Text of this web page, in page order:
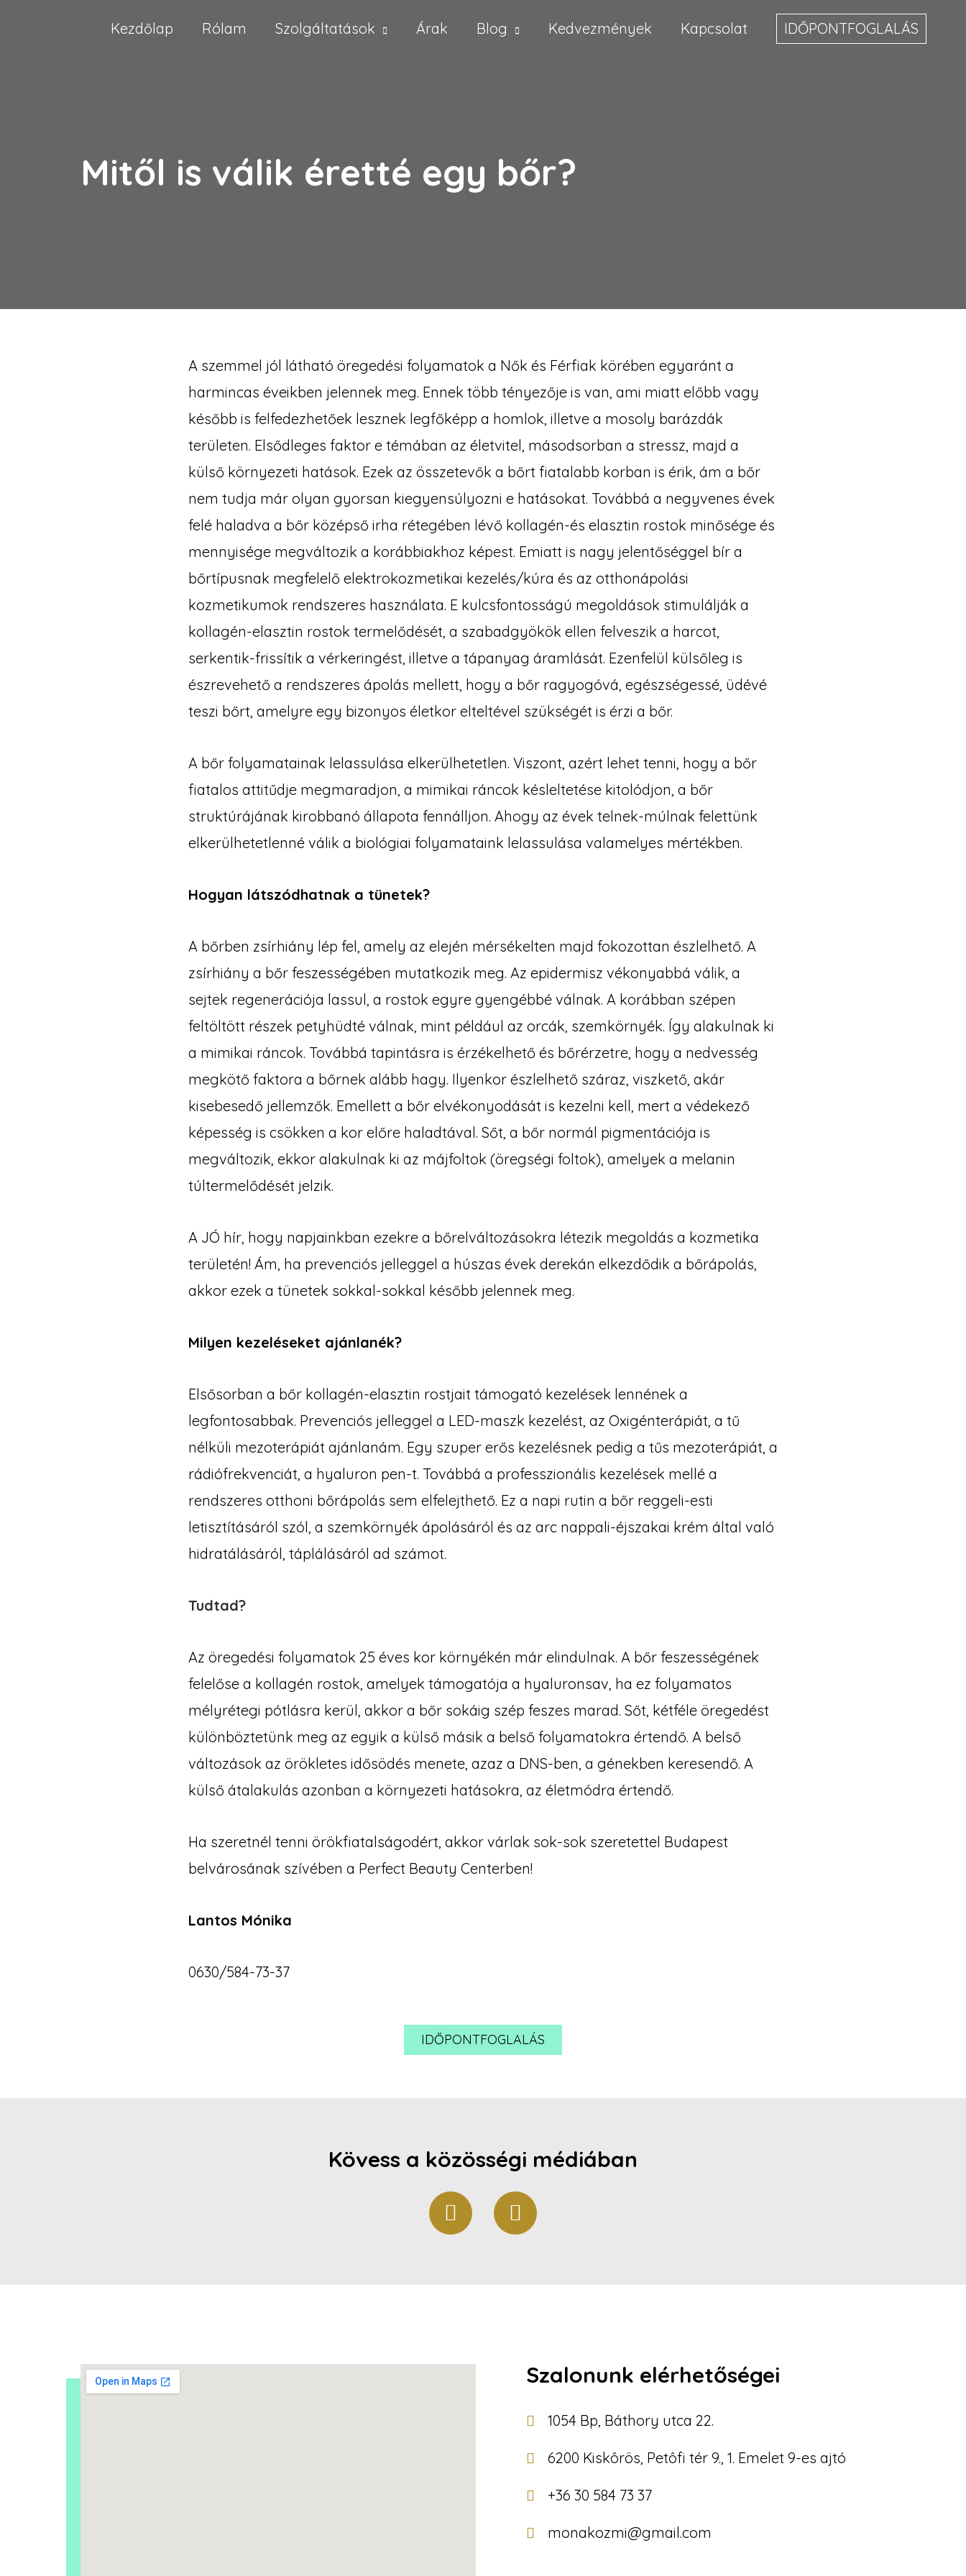
Kezdőlap Rólam Szolgáltatások Árak Blog Kedvezmények Kapcsolat IDŐPONTFOGLALÁS
Mitől is válik éretté egy bőr?
A szemmel jól látható öregedési folyamatok a Nők és Férfiak körében egyaránt a
harmincas éveikben jelennek meg. Ennek több tényezője is van, ami miatt előbb vagy
később is felfedezhetőek lesznek legfőképp a homlok, illetve a mosoly barázdák
területen. Elsődleges faktor e témában az életvitel, másodsorban a stressz, majd a
külső környezeti hatások. Ezek az összetevők a bőrt fiatalabb korban is érik, ám a bőr
nem tudja már olyan gyorsan kiegyensúlyozni e hatásokat. Továbbá a negyvenes évek
felé haladva a bőr középső irha rétegében lévő kollagén-és elasztin rostok minősége és
mennyisége megváltozik a korábbiakhoz képest. Emiatt is nagy jelentőséggel bír a
bőrtípusnak megfelelő elektrokozmetikai kezelés/kúra és az otthonápolási
kozmetikumok rendszeres használata. E kulcsfontosságú megoldások stimulálják a
kollagén-elasztin rostok termelődését, a szabadgyökök ellen felveszik a harcot,
serkentik-frissítik a vérkeringést, illetve a tápanyag áramlását. Ezenfelül külsőleg is
észrevehető a rendszeres ápolás mellett, hogy a bőr ragyogóvá, egészségessé, üdévé
teszi bőrt, amelyre egy bizonyos életkor elteltével szükségét is érzi a bőr.
A bőr folyamatainak lelassulása elkerülhetetlen. Viszont, azért lehet tenni, hogy a bőr
fiatalos attitűdje megmaradjon, a mimikai ráncok késleltetése kitolódjon, a bőr
struktúrájának kirobbanó állapota fennálljon. Ahogy az évek telnek-múlnak felettünk
elkerülhetetlenné válik a biológiai folyamataink lelassulása valamelyes mértékben.
Hogyan látszódhatnak a tünetek?
A bőrben zsírhiány lép fel, amely az elején mérsékelten majd fokozottan észlelhető. A
zsírhiány a bőr feszességében mutatkozik meg. Az epidermisz vékonyabbá válik, a
sejtek regenerációja lassul, a rostok egyre gyengébbé válnak. A korábban szépen
feltöltött részek petyhüdté válnak, mint például az orcák, szemkörnyék. Így alakulnak ki
a mimikai ráncok. Továbbá tapintásra is érzékelhető és bőrérzetre, hogy a nedvesség
megkötő faktora a bőrnek alább hagy. Ilyenkor észlelhető száraz, viszkető, akár
kisebesedő jellemzők. Emellett a bőr elvékonyodását is kezelni kell, mert a védekező
képesség is csökken a kor előre haladtával. Sőt, a bőr normál pigmentációja is
megváltozik, ekkor alakulnak ki az májfoltok (öregségi foltok), amelyek a melanin
túltermelődését jelzik.
A JÓ hír, hogy napjainkban ezekre a bőrelváltozásokra létezik megoldás a kozmetika
területén! Ám, ha prevenciós jelleggel a húszas évek derekán elkezdődik a bőrápolás,
akkor ezek a tünetek sokkal-sokkal később jelennek meg.
Milyen kezeléseket ajánlanék?
Elsősorban a bőr kollagén-elasztin rostjait támogató kezelések lennének a
legfontosabbak. Prevenciós jelleggel a LED-maszk kezelést, az Oxigénterápiát, a tű
nélküli mezoterápiát ajánlanám. Egy szuper erős kezelésnek pedig a tűs mezoterápiát, a
rádiófrekvenciát, a hyaluron pen-t. Továbbá a professzionális kezelések mellé a
rendszeres otthoni bőrápolás sem elfelejthető. Ez a napi rutin a bőr reggeli-esti
letisztításáról szól, a szemkörnyék ápolásáról és az arc nappali-éjszakai krém által való
hidratálásáról, táplálásáról ad számot.
Tudtad?
Az öregedési folyamatok 25 éves kor környékén már elindulnak. A bőr feszességének
felelőse a kollagén rostok, amelyek támogatója a hyaluronsav, ha ez folyamatos
mélyrétegi pótlásra kerül, akkor a bőr sokáig szép feszes marad. Sőt, kétféle öregedést
különböztetünk meg az egyik a külső másik a belső folyamatokra értendő. A belső
változások az örökletes idősödés menete, azaz a DNS-ben, a génekben keresendő. A
külső átalakulás azonban a környezeti hatásokra, az életmódra értendő.
Ha szeretnél tenni örökfiatalságodért, akkor várlak sok-sok szeretettel Budapest
belvárosának szívében a Perfect Beauty Centerben!
Lantos Mónika
0630/584-73-37
IDŐPONTFOGLALÁS
Kövess a közösségi médiában
Szalonunk elérhetőségei
1054 Bp, Báthory utca 22.
6200 Kiskôrös, Petôfi tér 9., 1. Emelet 9-es ajtó
+36 30 584 73 37
monakozmi@gmail.com